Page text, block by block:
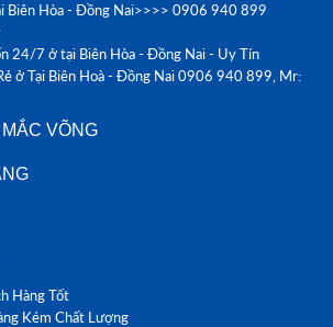
Biên Hòa - Đồng Nai>>>> 0906 940 899
24/7 ở tại Biên Hòa - Đồng Nai - Uy Tín
ở Tại Biên Hoà - Đồng Nai 0906 940 899, Mr:
VÕNG
Hàng Tốt
Kém Chất Lượng